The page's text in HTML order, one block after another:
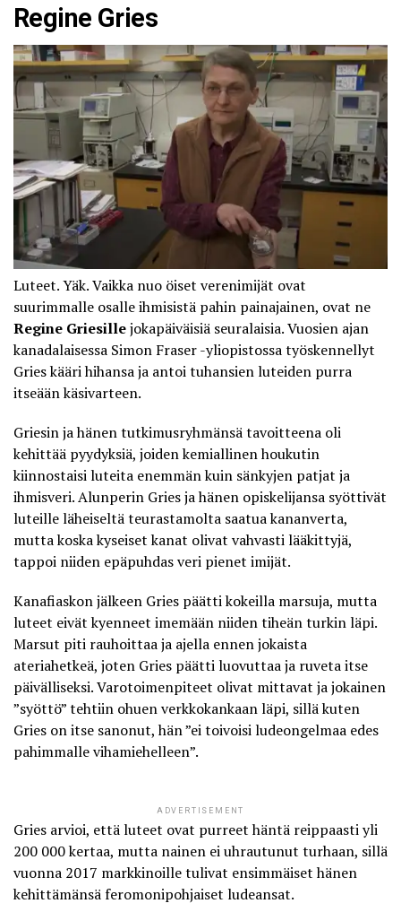
Regine Gries
Luteet. Yäk. Vaikka nuo öiset verenimijät ovat
suurimmalle osalle ihmisistä pahin painajainen, ovat ne
Regine Griesillejokapäiväisiä seuralaisia. Vuosien ajan
kanadalaisessa Simon Fraser -yliopistossa työskennellyt
Gries kääri hihansa ja antoi tuhansien luteiden purra
itseään käsivarteen.
Griesin ja hänen tutkimusryhmänsä tavoitteena oli
kehittää pyydyksiä, joiden kemiallinen houkutin
kiinnostaisi luteita enemmän kuin sänkyjen patjat ja
ihmisveri. Alunperin Gries ja hänen opiskelijansa syöttivät
luteille läheiseltä teurastamolta saatua kananverta,
mutta koska kyseiset kanat olivat vahvasti lääkittyjä,
tappoi niiden epäpuhdas veri pienet imijät.
Kanafiaskon jälkeen Gries päätti kokeilla marsuja, mutta
luteet eivät kyenneet imemään niiden tiheän turkin läpi.
Marsut piti rauhoittaa ja ajella ennen jokaista
ateriahetkeä, joten Gries päätti luovuttaa ja ruveta itse
päivälliseksi. Varotoimenpiteet olivat mittavat ja jokainen
”syöttö” tehtiin ohuen verkkokankaan läpi, sillä kuten
Gries on itse sanonut, hän ”ei toivoisi ludeongelmaa edes
pahimmalle vihamiehelleen”.
ADVERTISEMENT
Gries arvioi, että luteet ovat purreet häntä reippaasti yli
200 000 kertaa, mutta nainen ei uhrautunut turhaan, sillä
vuonna 2017 markkinoille tulivat ensimmäiset hänen
kehittämänsä feromonipohjaiset ludeansat.